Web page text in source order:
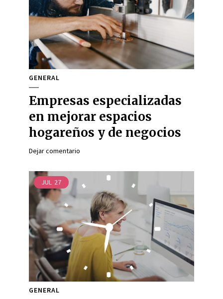
GENERAL
Empresas especializadas
en mejorar espacios
hogareños y de negocios
Dejar comentario
JUL 27
GENERAL